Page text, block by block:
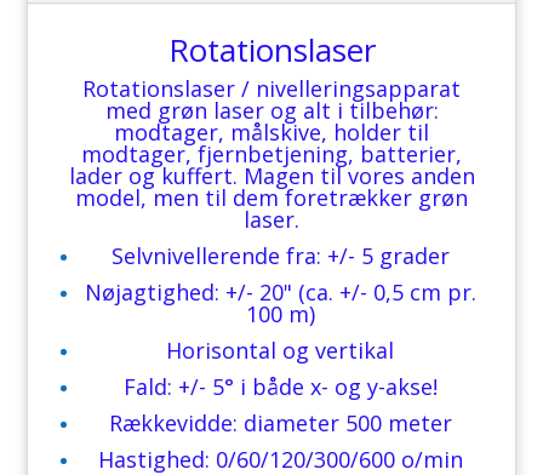
Rotationslaser
Rotationslaser / nivelleringsapparat
med grøn laser og alt i tilbehør:
modtager, målskive, holder til
modtager, fjernbetjening, batterier,
lader og kuffert. Magen til vores anden
model, men til dem foretrækker grøn
laser.
Selvnivellerende fra: +/- 5 grader
Nøjagtighed: +/- 20" (ca. +/- 0,5 cm pr.
100 m)
Horisontal og vertikal
Fald: +/- 5° i både x- og y-akse!
Rækkevidde: diameter 500 meter
Hastighed: 0/60/120/300/600 o/min